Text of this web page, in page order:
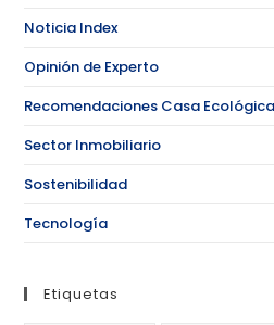
Noticia Index
Opinión de Experto
Recomendaciones Casa Ecológica
Sector Inmobiliario
Sostenibilidad
Tecnología
Etiquetas